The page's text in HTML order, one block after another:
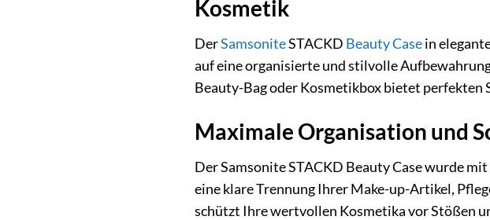
Kosmetik
DerSamsoniteSTACKD Beauty Casein
auf eine organisierte und stilvolle
Beauty-Bag oder Kosmetikbox bietet
Maximale Organisation und
Der Samsonite STACKD Beauty Case wurde
eine klare Trennung Ihrer Make-up-Artikel,
schützt Ihre wertvollen Kosmetika vor Stößen